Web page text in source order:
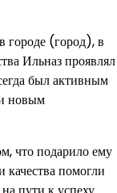
городе (город), в
Ильназ проявлял
был активным
новым
что подарило ему
помогли